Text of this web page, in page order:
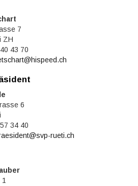
7
ZH
43 70
6
34 40
rueti.ch